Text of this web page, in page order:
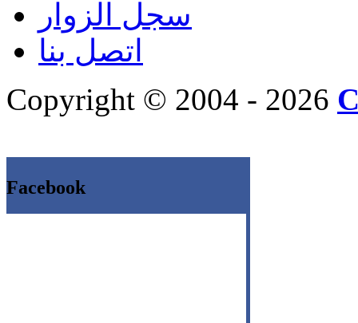
سجل الزوار
اتصل بنا
Copyright © 2004 - 2026
Facebook